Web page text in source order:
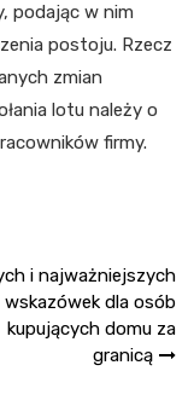
podając w nim
postoju. Rzecz
zmian
lotu należy o
firmy.
i najważniejszych
wskazówek dla osób
kupujących domu za
granicą